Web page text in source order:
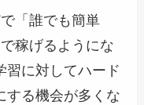
「誰でも簡単
稼げるようにな
習に対してハード
する機会が多くな